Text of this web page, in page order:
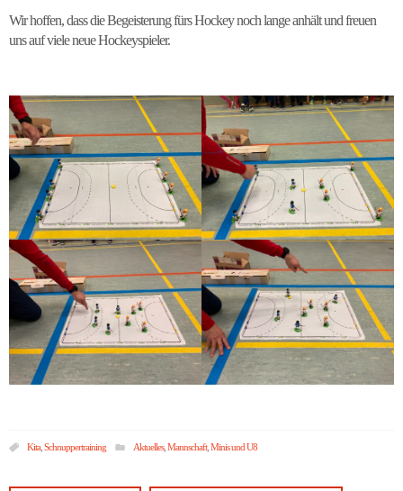
Wir hoffen, dass die Begeisterung fürs Hockey noch lange anhält und freuen
uns auf viele neue Hockeyspieler.
Kita, Schnuppertraining Aktuelles, Mannschaft, Minis und U8